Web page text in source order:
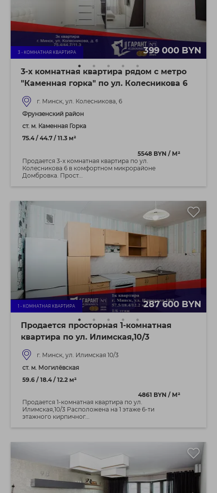
3 - КОМНАТНАЯ КВАРТИРА 399 000 BYN
3-х комнатная квартира рядом с метро
"Каменная горка" по ул. Колесникова 6
г. Минск, ул. Колесникова, 6
Фрунзенский район
ст. м. Каменная Горка
75.4 / 44.7 / 11.3 м²
5548 BYN / М²
Продается 3-х комнатная квартира по ул.
Колесникова 6 в комфортном микрорайоне
Домбровка. Прост...
1 - КОМНАТНАЯ КВАРТИРА 287 600 BYN
Продается просторная 1-комнатная
квартира по ул. Илимская,10/3
г. Минск, ул. Илимская 10/3
ст. м. Могилёвская
59.6 / 18.4 / 12.2 м²
4861 BYN / М²
Продается 1-комнатная квартира по ул.
Илимская,10/3 Расположена на 1 этаже 6-ти
этажного кирпичног...